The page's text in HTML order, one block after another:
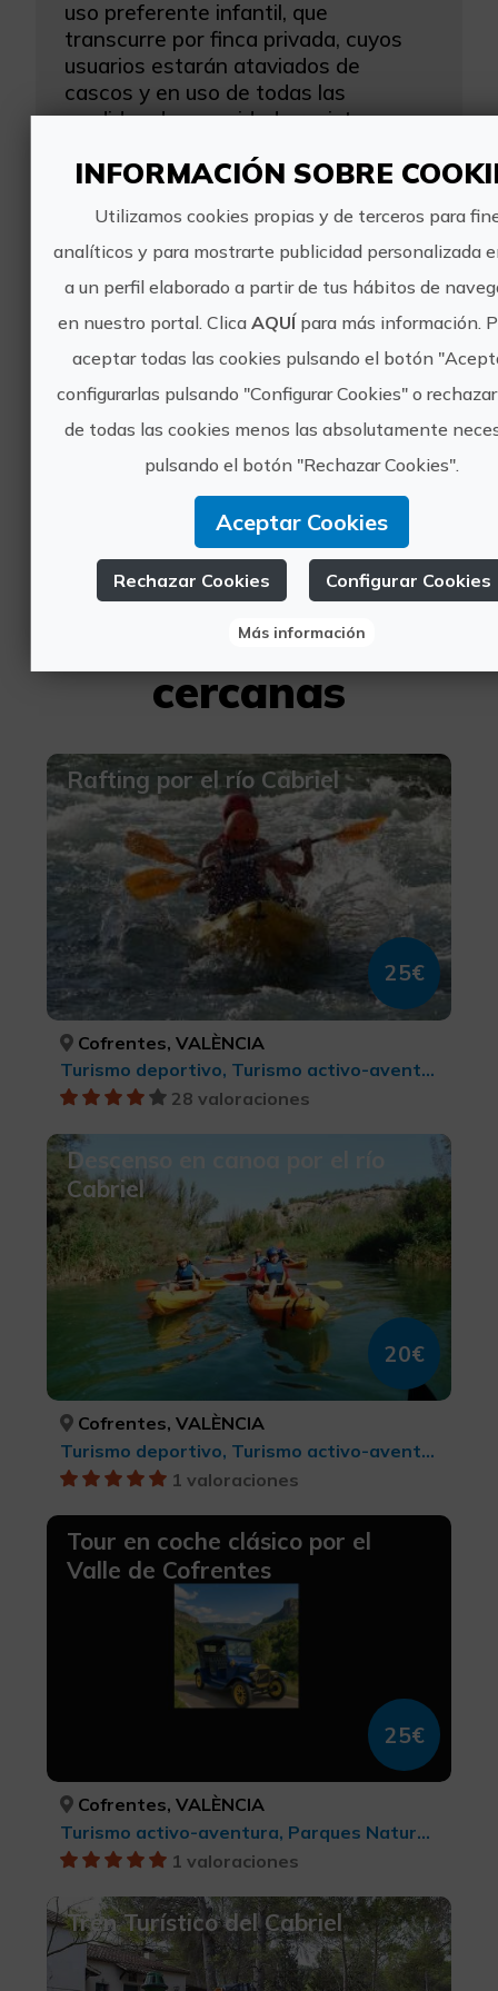
uso preferente infantil, que
transcurre por finca privada, cuyos
usuarios estarán ataviados de
cascos y en uso de todas las
medidas de seguridad previstas, en ...
Actívate con los tuyos
Esto sí es una experiencia en familia,
porque te ofrecemos la oportunidad
de disfrutar de un descenso en canoa
que recorre las sendas de agua
del Castillo de ...
Experiencias
cercanas
Rafting por el río Cabriel
25€
Cofrentes, VALÈNCIA
Turismo deportivo, Turismo activo-aventura
28 valoraciones
Descenso en canoa por el río
Cabriel
20€
Cofrentes, VALÈNCIA
Turismo deportivo, Turismo activo-aventura
1 valoraciones
Tour en coche clásico por el
Valle de Cofrentes
25€
Cofrentes, VALÈNCIA
Turismo activo-aventura, Parques Naturales, Turismo rural y natural
1 valoraciones
Tren Turístico del Cabriel
INFORMACIÓN SOBRE
Utilizamos cookies propias y de terceros para
analíticos y para mostrarte publicidad personalizada
a un perfil elaborado a partir de tus hábitos de
en nuestro portal. Clica AQUÍ para más información.
aceptar todas las cookies pulsando el botón
configurarlas pulsando "Configurar Cookies" o
de todas las cookies menos las absolutamente
pulsando el botón "Rechazar Cookies".
Aceptar Cookies
Rechazar Cookies Configurar Cookies
Más información